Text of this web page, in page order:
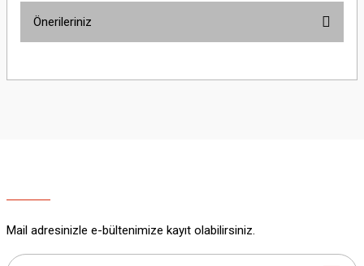
Önerileriniz
yetersiz gördüğünüz noktaları öneri formunu kullanarak tarafımıza
Bu ürüne benzer farklı alternatifler olmalı.
Mail adresinizle e-bültenimize kayıt olabilirsiniz.